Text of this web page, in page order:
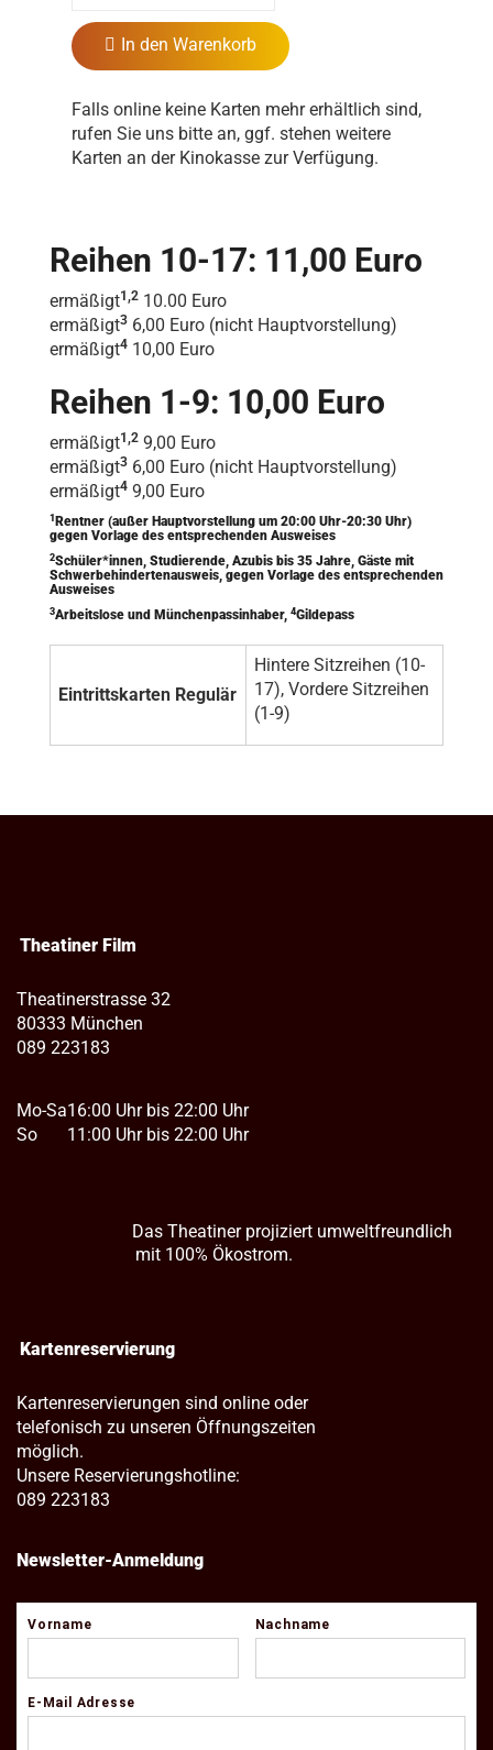
In den Warenkorb
Falls online keine Karten mehr erhältlich sind,
rufen Sie uns bitte an, ggf. stehen weitere
Karten an der Kinokasse zur Verfügung.
Reihen 10-17: 11,00 Euro
ermäßigt1,2 10.00 Euro
ermäßigt3 6,00 Euro (nicht Hauptvorstellung)
ermäßigt4 10,00 Euro
Reihen 1-9: 10,00 Euro
ermäßigt1,2 9,00 Euro
ermäßigt3 6,00 Euro (nicht Hauptvorstellung)
ermäßigt4 9,00 Euro
1 Rentner (außer Hauptvorstellung um 20:00 Uhr-20:30 Uhr)
gegen Vorlage des entsprechenden Ausweises
2Schüler*innen, Studierende, Azubis bis 35 Jahre, Gäste mit
Schwerbehindertenausweis, gegen Vorlage des entsprechenden
Ausweises
3Arbeitslose und Münchenpassinhaber, 4Gildepass
Eintrittskarten Regulär
Hintere Sitzreihen (10-
17), Vordere Sitzreihen
(1-9)
Theatiner Film
Theatinerstrasse 32
80333 München
089 223183
Mo-Sa
So
16:00 Uhr bis 22:00 Uhr
11:00 Uhr bis 22:00 Uhr
Das Theatiner projiziert umweltfreundlich
mit 100% Ökostrom.
Kartenreservierung
Kartenreservierungen sind online oder
telefonisch zu unseren Öffnungszeiten
möglich.
Unsere Reservierungshotline:
089 223183
Newsletter-Anmeldung